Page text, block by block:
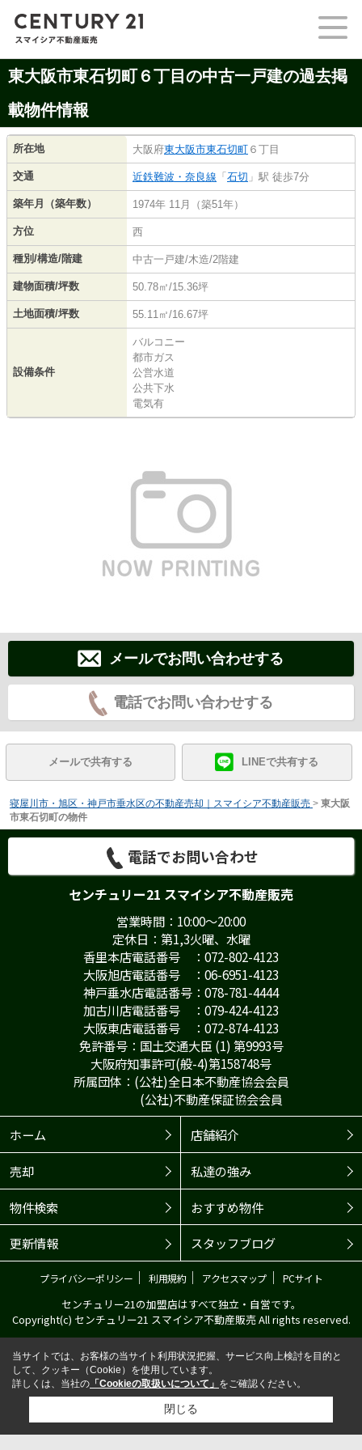
東大阪市東石切町６丁目の中古一戸建の過去掲
載物件情報
所在地 大阪府東大阪市東石切町 ６丁目
交通 近鉄難波・奈良線 「石切 」駅 徒歩7分
築年月（築年数） 1974年 11月（築51年）
方位 西
種別/構造/階建 中古一戸建/木造/2階建
建物面積/坪数 50.78㎡/15.36坪
土地面積/坪数 55.11㎡/16.67坪
設備条件
バルコニー
都市ガス
公営水道
公共下水
電気有
メールでお問い合わせする
電話でお問い合わせする
メールで共有する LINEで共有する
寝屋川市・旭区・神戸市垂水区の不動産売却｜スマイシア不動産販売 > 東大阪
市東石切町の物件
電話でお問い合わせ
センチュリー21 スマイシア不動産販売
営業時間：10:00～20:00
定休日：第1,3火曜、水曜
香里本店電話番号 ：072-802-4123
大阪旭店電話番号 ：06-6951-4123
神戸垂水店電話番号：078-781-4444
加古川店電話番号 ：079-424-4123
大阪東店電話番号 ：072-874-4123
免許番号：国土交通大臣 (1) 第9993号
大阪府知事許可(般-4)第158748号
所属団体：(公社)全日本不動産協会会員
(公社)不動産保証協会会員
ホーム
店舗紹介
売却 私達の強み
物件検索 おすすめ物件
更新情報 スタッフブログ
プライバシーポリシー ｜ 利用規約｜ アクセスマップ｜ PCサイト
センチュリー21の加盟店はすべて独立・自営です。
Copyright(c) センチュリー21 スマイシア不動産販売 All rights reserved.
当サイトでは、お客様の当サイト利用状況把握、サービス向上検討を目的と
して、クッキー（Cookie）を使用しています。
詳しくは、当社の 「Cookieの取扱いについて」 をご確認ください。
閉じる